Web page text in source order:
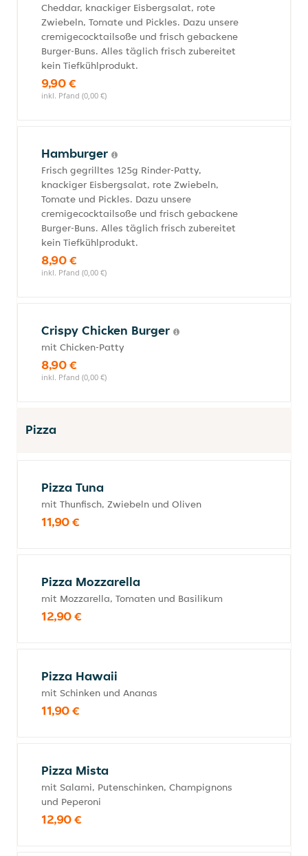
Cheddar, knackiger Eisbergsalat, rote
Zwiebeln, Tomate und Pickles. Dazu unsere
cremigecocktailsoße und frisch gebackene
Burger-Buns. Alles täglich frisch zubereitet
kein Tiefkühlprodukt.
9,90 €
inkl. Pfand (0,00 €)
Hamburger
Frisch gegrilltes 125g Rinder-Patty,
knackiger Eisbergsalat, rote Zwiebeln,
Tomate und Pickles. Dazu unsere
cremigecocktailsoße und frisch gebackene
Burger-Buns. Alles täglich frisch zubereitet
kein Tiefkühlprodukt.
8,90 €
inkl. Pfand (0,00 €)
Crispy Chicken Burger
mit Chicken-Patty
8,90 €
inkl. Pfand (0,00 €)
Pizza
Pizza Tuna
mit Thunfisch, Zwiebeln und Oliven
11,90 €
Pizza Mozzarella
mit Mozzarella, Tomaten und Basilikum
12,90 €
Pizza Hawaii
mit Schinken und Ananas
11,90 €
Pizza Mista
mit Salami, Putenschinken, Champignons
und Peperoni
12,90 €